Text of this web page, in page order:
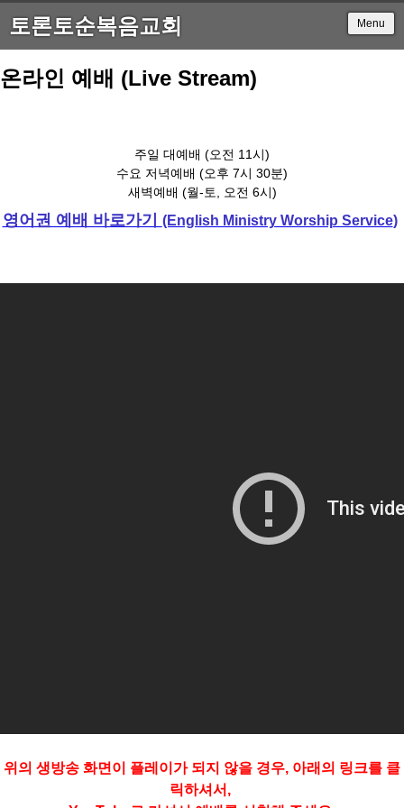
토론토순복음교회 Menu
온라인 예배 (Live Stream)
주일 대예배 (오전 11시)
수요 저녁예배 (오후 7시 30분)
새벽예배 (월-토, 오전 6시)
영어권 예배 바로가기 (English Ministry Worship Service)
위의 생방송 화면이 플레이가 되지 않을 경우, 아래의 링크를 클
릭하셔서,